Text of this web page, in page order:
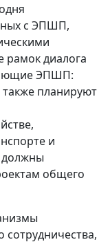
с ЭПШП,
рамок диалога
ЭПШП:
планируют
и
должны
общего
сотрудничества,